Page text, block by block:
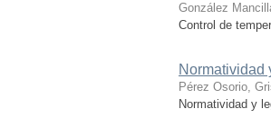
González
Control de
Normatividad
Pérez Osorio,
Normatividad y